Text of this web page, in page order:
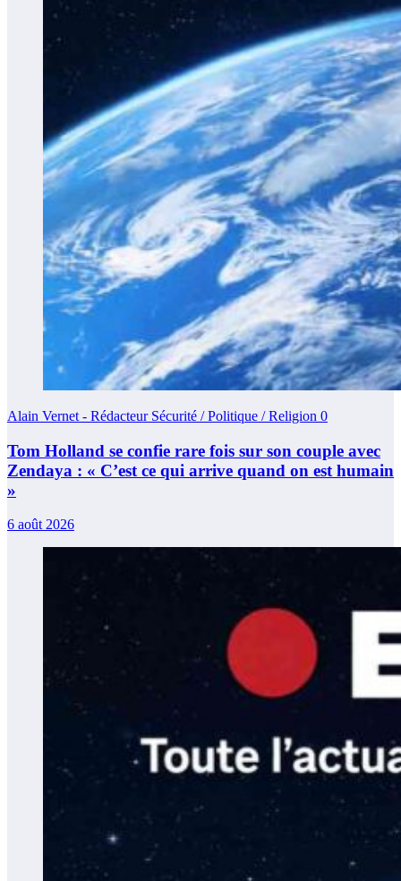
Alain Vernet - Rédacteur Sécurité / Politique / Religion 0
Tom Holland se confie rare fois sur son couple avec
Zendaya : « C’est ce qui arrive quand on est humain
»
6 août 2026